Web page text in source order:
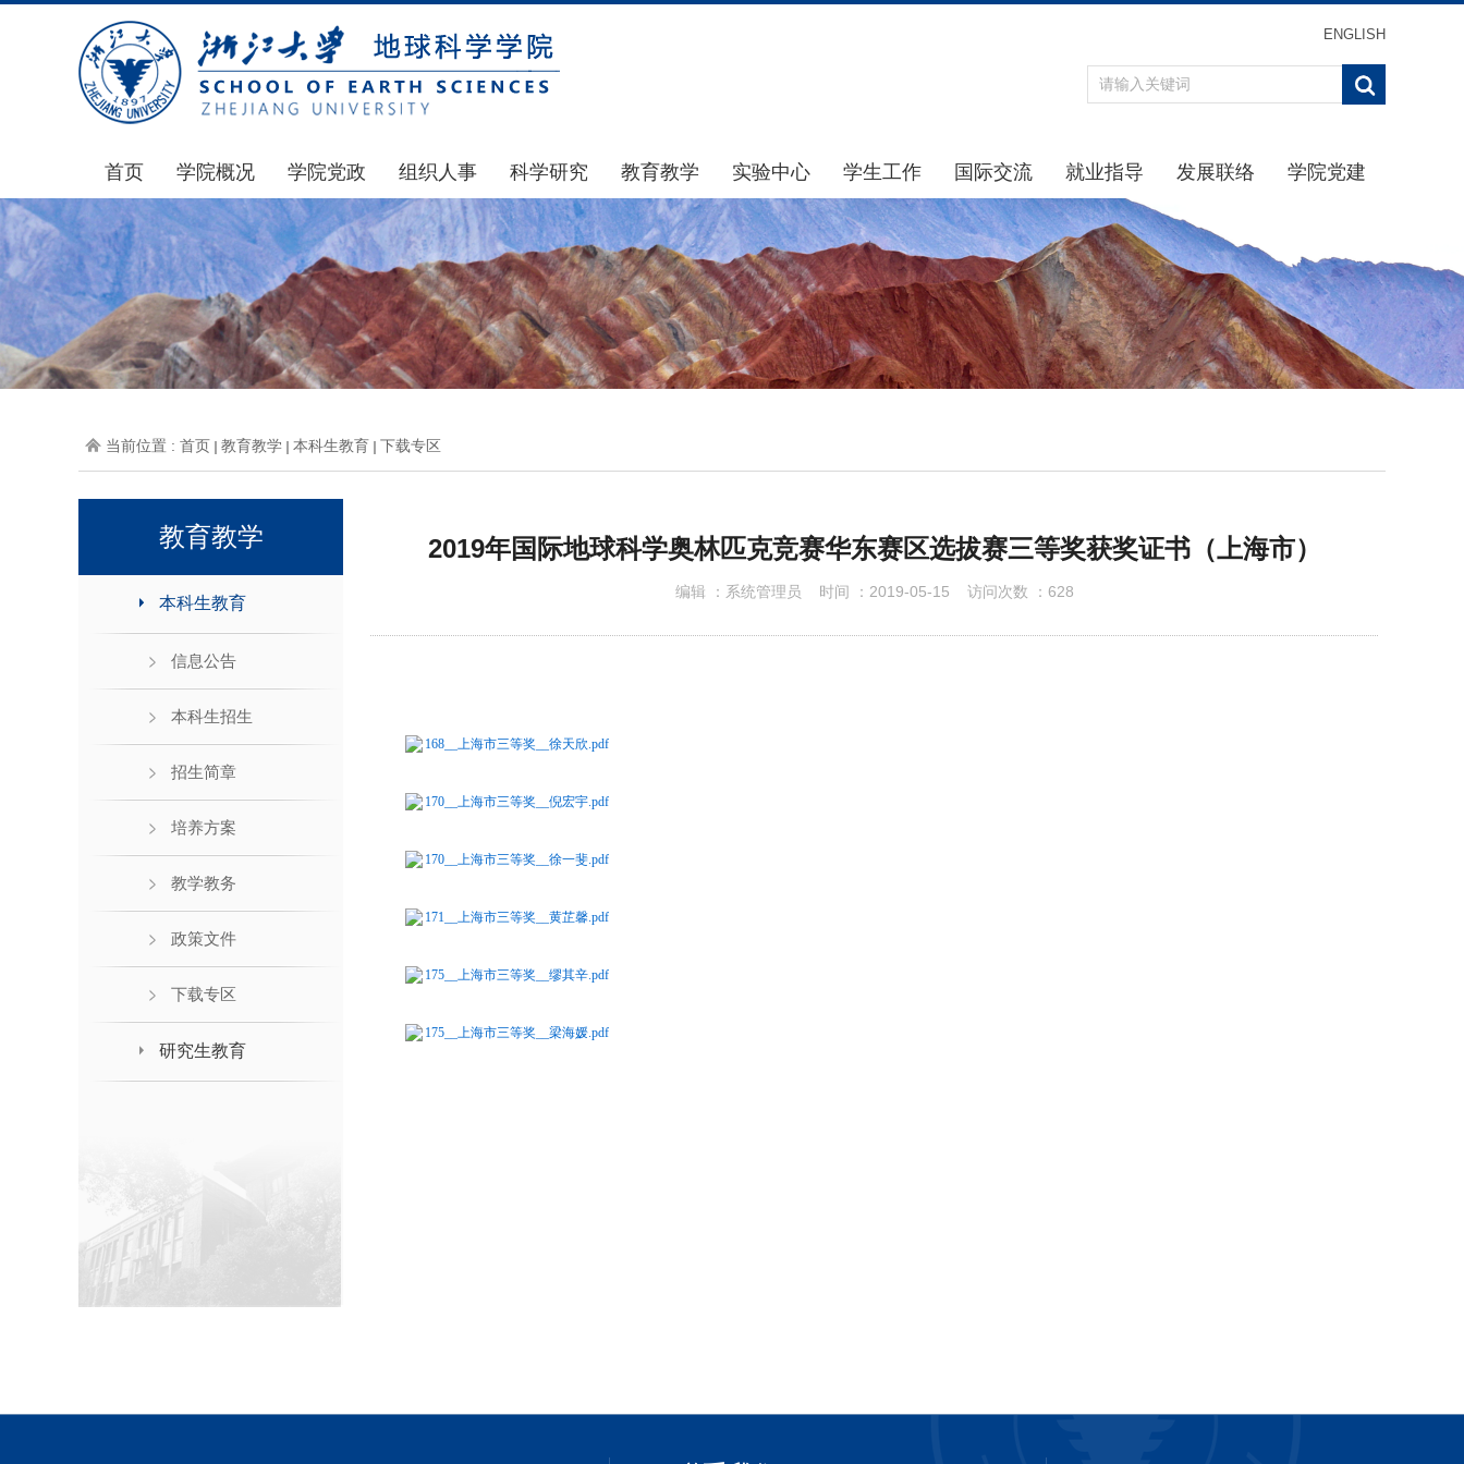
ENGLISH
首页 学院概况
学院简介
发展简史
组织机构
师资力量
虚拟学院
学院党政
通知公告
学院发文
党委会议纪要
党政联席会议纪要
教授委员会议纪要
办事指南
组织人事
通知公告
博士后管理
人才招聘
年度考核
岗位聘任
下载专区
科学研究
国家基金
科研公示
通知公告
科研动态
政策文件
教育教学
本科生教育
研究生教育
实验中心
中心简介
中心动态
规章制度
实验室和仪器设备
大型仪器设备管理
学生工作
通知公告
风采展示
团学建设
奖助贷补
学生组织
国际交流
办事指南
通知公告
规章制度
动态
交流项目
就业指导
重点引导
通知公告
生涯规划
招聘信息
下载专区
发展联络
最新消息
校友分会
校友返校
校友名录
校友捐赠
学院党建
理论学
学院纪
党建下
当前位置 : 首页 教育教学 本科生教育 下载专区
教育教学
本科生教育
信息公告
本科生招生
招生简章
培养方案
教学教务
政策文件
下载专区
研究生教育
2019年国际地球科学奥林匹克竞赛华东赛区选拔赛三等奖获奖证书（上海市）
编辑 ： 系统管理员 时间 ： 2019-05-15 访问次数 ： 628
168__上海市三等奖__徐天欣.pdf
170__上海市三等奖__倪宏宇.pdf
170__上海市三等奖__徐一斐.pdf
171__上海市三等奖__黄芷馨.pdf
175__上海市三等奖__缪其辛.pdf
175__上海市三等奖__梁海媛.pdf